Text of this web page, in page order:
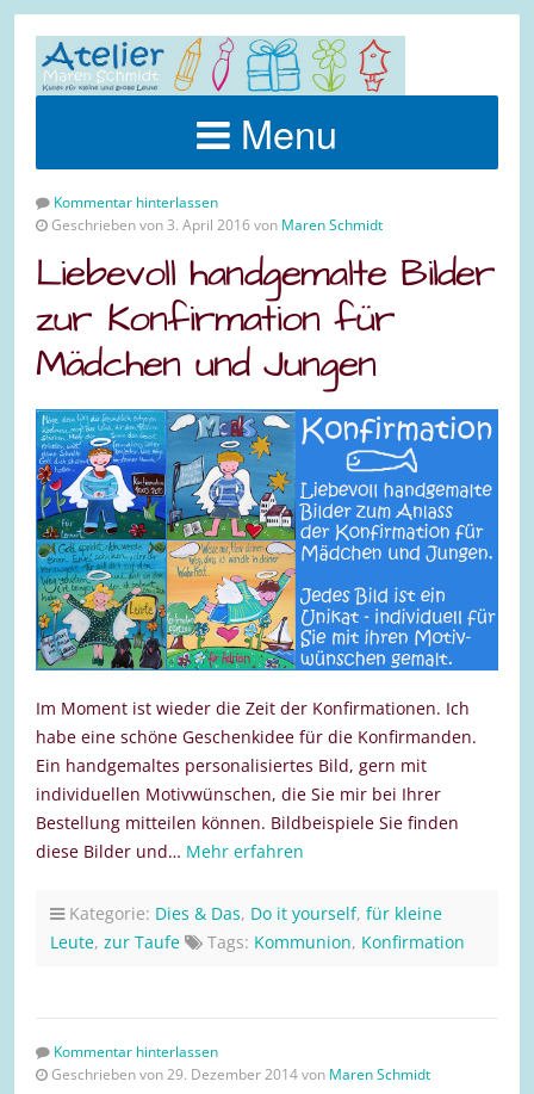
Menu
Kommentar hinterlassen
Geschrieben von 3. April 2016 von Maren Schmidt
Liebevoll handgemalte Bilder
zur Konfirmation für
Mädchen und Jungen
Im Moment ist wieder die Zeit der Konfirmationen. Ich
habe eine schöne Geschenkidee für die Konfirmanden.
Ein handgemaltes personalisiertes Bild, gern mit
individuellen Motivwünschen, die Sie mir bei Ihrer
Bestellung mitteilen können. Bildbeispiele Sie finden
diese Bilder und… Mehr erfahren
Kategorie: Dies & Das, Do it yourself, für kleine
Leute, zur Taufe Tags: Kommunion, Konfirmation
Kommentar hinterlassen
Geschrieben von 29. Dezember 2014 von Maren Schmidt